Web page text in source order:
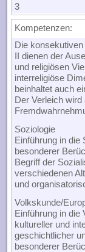
3
Kompetenzen:
Die
II dienen der
und religiösen
interreligiöse
beinhaltet auch
Der Verleich
Soziologie
Einführung in die
besonderer
Begriff der
verschiedenen
und
Volkskunde/
Einführung in die
kultureller und
geschichtlicher
besonderer